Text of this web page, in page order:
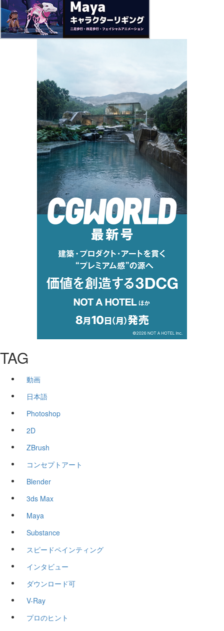
TAG
動画
日本語
Photoshop
2D
ZBrush
コンセプトアート
Blender
3ds Max
Maya
Substance
スピードペインティング
インタビュー
ダウンロード可
V-Ray
プロのヒント